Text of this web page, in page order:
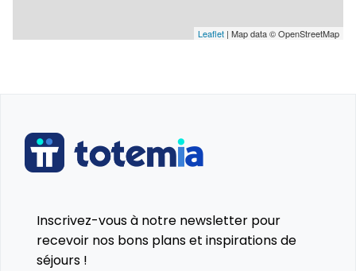
Leaflet | Map data © OpenStreetMap
Inscrivez-vous à notre newsletter pour
recevoir nos bons plans et inspirations de
séjours !